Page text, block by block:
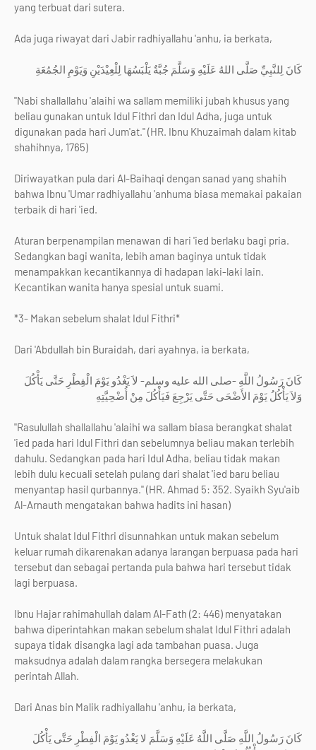
yang terbuat dari sutera.
Ada juga riwayat dari Jabir radhiyallahu 'anhu, ia berkata,
كَانَ لِلنَّبِيِّ صَلَّى اللهُ عَلَيْهِ وَسَلَّمَ جُبَّةٌ يَلْبَسُهَا لِلْعِيْدَيْنِ وَيَوْمِ الجُمُعَةِ
"Nabi shallallahu 'alaihi wa sallam memiliki jubah khusus yang
beliau gunakan untuk Idul Fithri dan Idul Adha, juga untuk
digunakan pada hari Jum'at." (HR. Ibnu Khuzaimah dalam kitab
shahihnya, 1765)
Diriwayatkan pula dari Al-Baihaqi dengan sanad yang shahih
bahwa Ibnu 'Umar radhiyallahu 'anhuma biasa memakai pakaian
terbaik di hari 'ied.
Aturan berpenampilan menawan di hari 'ied berlaku bagi pria.
Sedangkan bagi wanita, lebih aman baginya untuk tidak
menampakkan kecantikannya di hadapan laki-laki lain.
Kecantikan wanita hanya spesial untuk suami.
*3- Makan sebelum shalat Idul Fithri*
Dari 'Abdullah bin Buraidah, dari ayahnya, ia berkata,
كَانَ رَسُولُ اللَّهِ -صلى الله عليه وسلم- لاَ يَغْدُو يَوْمَ الْفِطْرِ حَتَّى يَأْكُلَ
وَلاَ يَأْكُلُ يَوْمَ الأَضْحَى حَتَّى يَرْجِعَ فَيَأْكُلَ مِنْ أُضْحِيَّتِهِ
"Rasulullah shallallahu 'alaihi wa sallam biasa berangkat shalat
'ied pada hari Idul Fithri dan sebelumnya beliau makan terlebih
dahulu. Sedangkan pada hari Idul Adha, beliau tidak makan
lebih dulu kecuali setelah pulang dari shalat 'ied baru beliau
menyantap hasil qurbannya." (HR. Ahmad 5: 352. Syaikh Syu'aib
Al-Arnauth mengatakan bahwa hadits ini hasan)
Untuk shalat Idul Fithri disunnahkan untuk makan sebelum
keluar rumah dikarenakan adanya larangan berpuasa pada hari
tersebut dan sebagai pertanda pula bahwa hari tersebut tidak
lagi berpuasa.
Ibnu Hajar rahimahullah dalam Al-Fath (2: 446) menyatakan
bahwa diperintahkan makan sebelum shalat Idul Fithri adalah
supaya tidak disangka lagi ada tambahan puasa. Juga
maksudnya adalah dalam rangka bersegera melakukan
perintah Allah.
Dari Anas bin Malik radhiyallahu 'anhu, ia berkata,
كَانَ رَسُولُ اللَّهِ صَلَّى اللَّهُ عَلَيْهِ وَسَلَّمَ لا يَغْدُو يَوْمَ الْفِطْرِ حَتَّى يَأْكُلَ